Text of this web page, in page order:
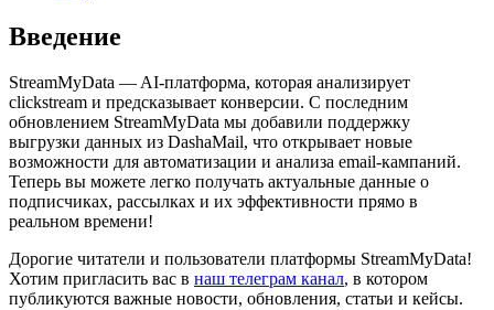
Введение
StreamMyData — AI-платформа, которая анализирует
clickstream и предсказывает конверсии. С последним
обновлением StreamMyData мы добавили поддержку
выгрузки данных из DashaMail, что открывает новые
возможности для автоматизации и анализа email-кампаний.
Теперь вы можете легко получать актуальные данные о
подписчиках, рассылках и их эффективности прямо в
реальном времени!
Дорогие читатели и пользователи платформы StreamMyData!
Хотим пригласить вас в наш телеграм канал, в котором
публикуются важные новости, обновления, статьи и кейсы.